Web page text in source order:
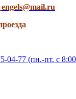
04-77 (пн.-пт. с